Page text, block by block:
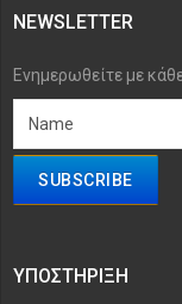
NEWSLETTER
Ενημερωθείτε με
ΥΠΟΣΤΉΡΙΞΗ